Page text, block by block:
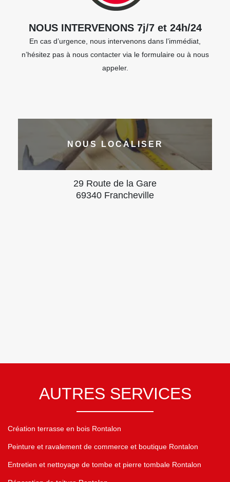
NOUS INTERVENONS 7j/7 et 24h/24
En cas d’urgence, nous intervenons dans l’immédiat,
n’hésitez pas à nous contacter via le formulaire ou à nous
appeler.
NOUS LOCALISER
29 Route de la Gare
69340 Francheville
AUTRES SERVICES
Création terrasse en bois Rontalon
Peinture et ravalement de commerce et boutique Rontalon
Entretien et nettoyage de tombe et pierre tombale Rontalon